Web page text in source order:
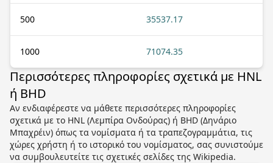
500 35537.17
1000 71074.35
Περισσότερες πληροφορίες σχετικά με HNL
ή BHD
Αν ενδιαφέρεστε να μάθετε περισσότερες πληροφορίες
σχετικά με το HNL (Λεμπίρα Ονδούρας) ή BHD (Δηνάριο
Μπαχρέιν) όπως τα νομίσματα ή τα τραπεζογραμμάτια, τις
χώρες χρήστη ή το ιστορικό του νομίσματος, σας συνιστούμε
να συμβουλευτείτε τις σχετικές σελίδες της Wikipedia.